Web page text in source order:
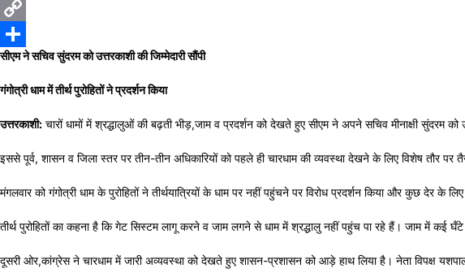
X
Copy
Link
Share
सीएम ने सचिव सुंदरम को उत्तरकाशी की जिम्मेदारी सौंपी
गंगोत्री धाम में तीर्थ पुरोहितों ने प्रदर्शन किया
उत्तरकाशी: चारों धामों में श्रद्धालुओं की बढ़ती भीड़,जाम व प्रदर्शन को देखते हुए सीएम ने अपने सचिव मीनाक्षी सुंदरम
इससे पूर्व, शासन व जिला स्तर पर तीन-तीन अधिकारियों को पहले ही चारधाम की व्यवस्था देखने के लिए विशेष तौर पर
मंगलवार को गंगोत्री धाम के पुरोहितों ने तीर्थयात्रियों के धाम पर नहीं पहुंचने पर विरोध प्रदर्शन किया और कुछ देर के लिए
तीर्थ पुरोहितों का कहना है कि गेट सिस्टम लागू करने व जाम लगने से धाम में श्रद्धालु नहीं पहुंच पा रहे हैं। जाम में कई
दूसरी ओर,कांग्रेस ने चारधाम में जारी अव्यवस्था को देखते हुए शासन-प्रशासन को आड़े हाथ लिया है। नेता विपक्ष